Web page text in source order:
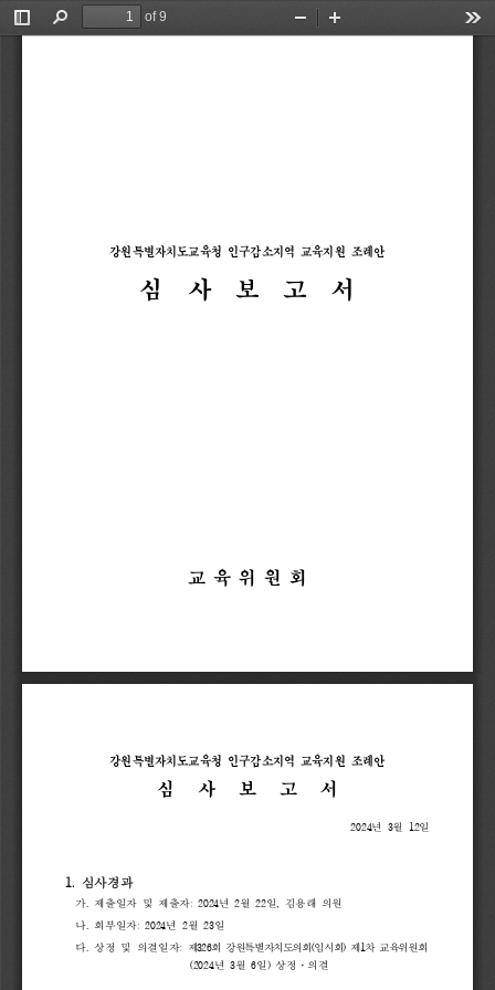
Toggle
Find
of 9
Zoom
강원특별자치도교육청 인구감소지역 교육지원 조례안
심 사 보 고 서
교 육 위 원 회
강원특별자치도교육청 인구감소지역 교육지원 조례안
심 사 보 고 서
2024년 3월 12일
1. 심사경과
가. 제출일자 및 제출자: 2024년 2월 22일 김용래
의원
나. 회부일자: 2024년 2월 23일
다. 상정 및 의결일자: 제326회 강원특별자치도의회(임시회) 제1차 교육위원회
(2024년 3월 6일) 상정 의결